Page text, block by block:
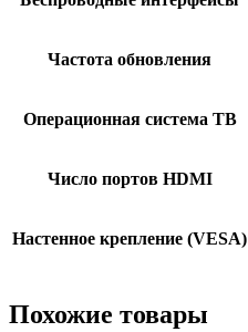
Частота обновления
Операционная система ТВ
Число портов HDMI
Настенное крепление (VESA)
Похожие товары